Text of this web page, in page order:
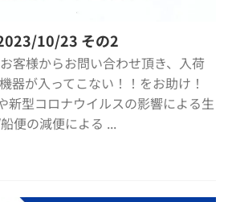
10/23 その2
客様からお問い合わせ頂き、入荷
器が入ってこない！！をお助け！
新型コロナウイルスの影響による生
便の減便による ...